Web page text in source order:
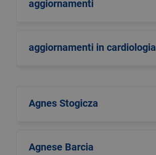
aggiornamenti
aggiornamenti in cardiologia
Agnes Stogicza
Agnese Barcia